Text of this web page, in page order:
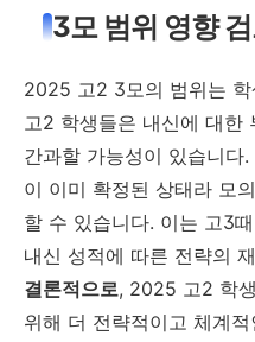
3모 범위 영향
2025 고2 3모의 범위는
고2 학생들은 내신에 대한
간과할 가능성이 있습니다
이 이미 확정된 상태라 모
할 수 있습니다. 이는 고3
내신 성적에 따른 전략의
결론적으로, 2025 고2 학
위해 더 전략적이고 체계